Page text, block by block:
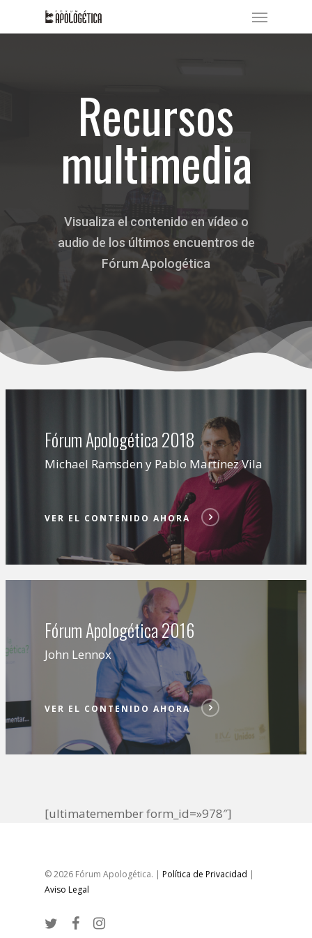
Menu
Recursos
multimedia
Visualiza el contenido en vídeo o
audio de los últimos encuentros de
Fórum Apologética
Fórum Apologética 2018
Michael Ramsden y Pablo Martínez Vila
VER EL CONTENIDO AHORA
Fórum Apologética 2016
John Lennox
VER EL CONTENIDO AHORA
[ultimatemember form_id=»978″]
© 2026 Fórum Apologética. | Política de Privacidad |
Aviso Legal
twitter facebookinstagram